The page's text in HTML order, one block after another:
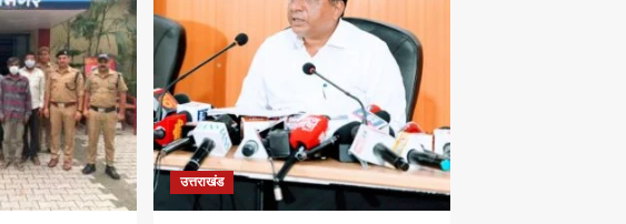
उत्तराखंड